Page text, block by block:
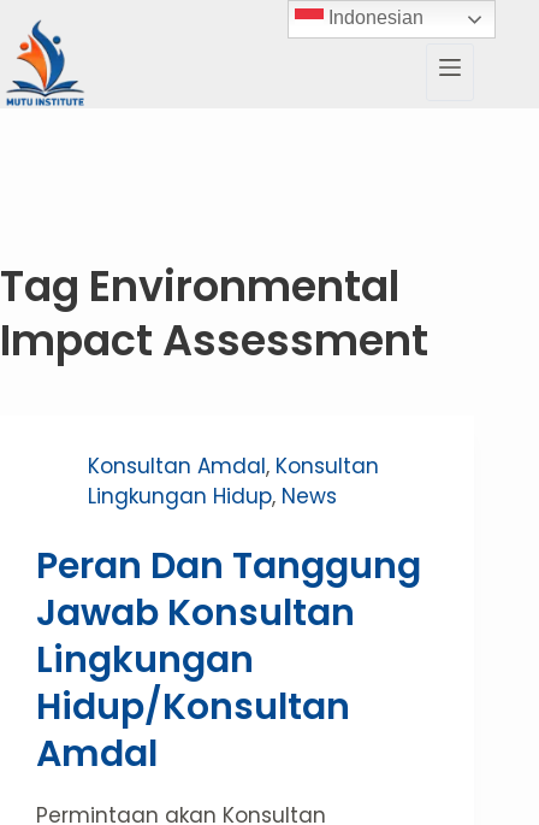
Tag Environmental
Impact Assessment
Konsultan Amdal, Konsultan
Lingkungan Hidup, News
Peran Dan Tanggung
Jawab Konsultan
Lingkungan
Hidup/Konsultan
Amdal
Permintaan akan Konsultan
Indonesian